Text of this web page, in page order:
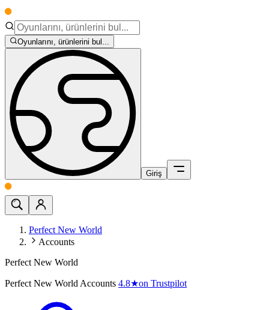
Oyunlarını, ürünlerini bul...
Giriş
Perfect New World
Accounts
Perfect New World
Perfect New World Accounts 4.8★on Trustpilot